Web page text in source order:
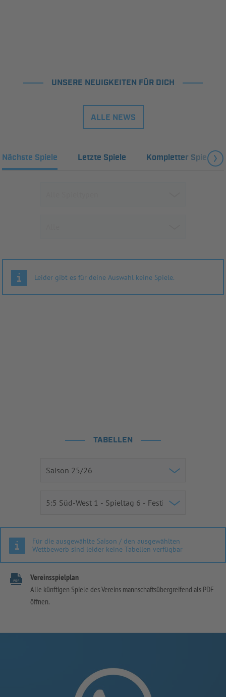
UNSERE NEUIGKEITEN FÜR DICH
ALLE NEWS
Nächste Spiele Letzte Spiele Kompletter Spielplan
Leider gibt es für deine Auswahl keine Spiele.
TABELLEN
Für die ausgewählte Saison / den ausgewählten
Wettbewerb sind leider keine Tabellen verfügbar
Vereinsspielplan
Alle künftigen Spiele des Vereins mannschaftsübergreifend als PDF
öffnen.